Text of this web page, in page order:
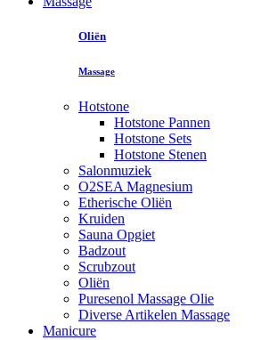
Oliën
Massage
Hotstone
Hotstone Pannen
Hotstone Sets
Hotstone Stenen
Salonmuziek
O2SEA Magnesium
Etherische Oliën
Kruiden
Sauna Opgiet
Badzout
Scrubzout
Oliën
Puresenol Massage Olie
Diverse Artikelen Massage
Manicure